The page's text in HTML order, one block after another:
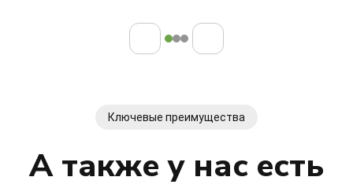
Ключевые преимущества
А также у нас есть